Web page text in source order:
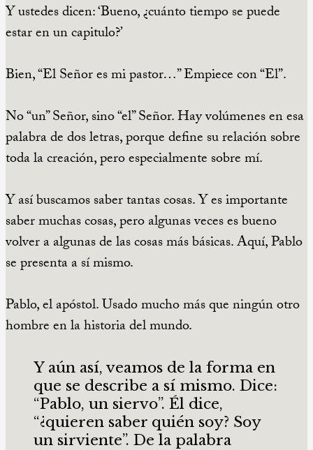
Y ustedes dicen: ‘Bueno, ¿cuánto tiempo se puede
estar en un capitulo?’
Bien, “El Señor es mi pastor…” Empiece con “El”.
No “un” Señor, sino “el” Señor. Hay volúmenes en esa
palabra de dos letras, porque define su relación sobre
toda la creación, pero especialmente sobre mí.
Y así buscamos saber tantas cosas. Y es importante
saber muchas cosas, pero algunas veces es bueno
volver a algunas de las cosas más básicas. Aquí, Pablo
se presenta a sí mismo.
Pablo, el apóstol. Usado mucho más que ningún otro
hombre en la historia del mundo.
Y aún así, veamos de la forma en
que se describe a sí mismo. Dice:
“Pablo, un siervo”. Él dice,
“¿quieren saber quién soy? Soy
un sirviente”. De la palabra